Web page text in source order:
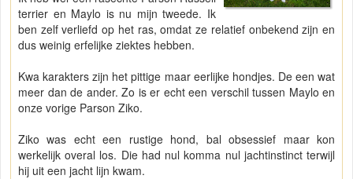
terrier en Maylo is nu mijn tweede. Ik
ben zelf verliefd op het ras, omdat ze relatief onbekend zijn en
dus weinig erfelijke ziektes hebben.
Kwa karakters zijn het pittige maar eerlijke hondjes. De een wat
meer dan de ander. Zo is er echt een verschil tussen Maylo en
onze vorige Parson Ziko.
Ziko was echt een rustige hond, bal obsessief maar kon
werkelijk overal los. Die had nul komma nul jachtinstinct terwijl
hij uit een jacht lijn kwam.